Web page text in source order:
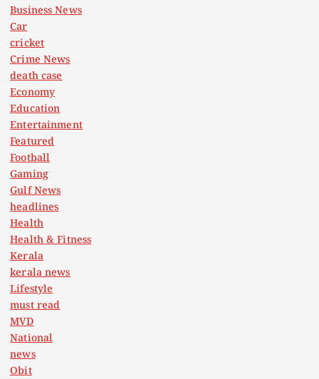
Business News
Car
cricket
Crime News
death case
Economy
Education
Entertainment
Featured
Football
Gaming
Gulf News
headlines
Health
Health & Fitness
Kerala
kerala news
Lifestyle
must read
MVD
National
news
Obit